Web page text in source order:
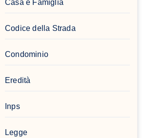
Casa e Famiglia
Codice della Strada
Condominio
Eredità
Inps
Legge